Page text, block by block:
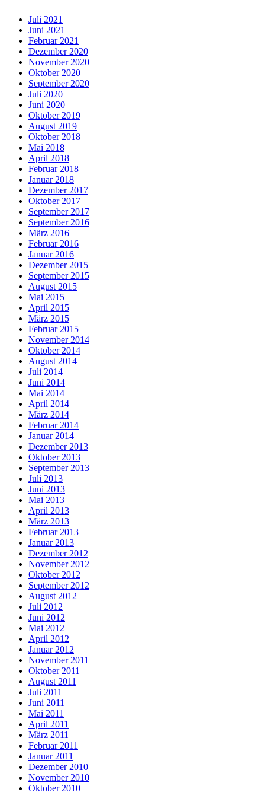
Juli 2021
Juni 2021
Februar 2021
Dezember 2020
November 2020
Oktober 2020
September 2020
Juli 2020
Juni 2020
Oktober 2019
August 2019
Oktober 2018
Mai 2018
April 2018
Februar 2018
Januar 2018
Dezember 2017
Oktober 2017
September 2017
September 2016
März 2016
Februar 2016
Januar 2016
Dezember 2015
September 2015
August 2015
Mai 2015
April 2015
März 2015
Februar 2015
November 2014
Oktober 2014
August 2014
Juli 2014
Juni 2014
Mai 2014
April 2014
März 2014
Februar 2014
Januar 2014
Dezember 2013
Oktober 2013
September 2013
Juli 2013
Juni 2013
Mai 2013
April 2013
März 2013
Februar 2013
Januar 2013
Dezember 2012
November 2012
Oktober 2012
September 2012
August 2012
Juli 2012
Juni 2012
Mai 2012
April 2012
Januar 2012
November 2011
Oktober 2011
August 2011
Juli 2011
Juni 2011
Mai 2011
April 2011
März 2011
Februar 2011
Januar 2011
Dezember 2010
November 2010
Oktober 2010